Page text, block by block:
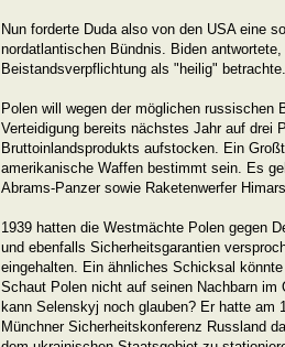
Nun forderte Duda also von den USA eine
nordatlantischen Bündnis. Biden
Beistandsverpflichtung als "heilig" betrachte.
Polen will wegen der möglichen russischen
Verteidigung bereits nächstes Jahr auf drei
Bruttoinlandsprodukts aufstocken. Ein
amerikanische Waffen bestimmt sein. Es
Abrams-Panzer sowie Raketenwerfer
1939 hatten die Westmächte Polen gegen
und ebenfalls Sicherheitsgarantien
eingehalten. Ein ähnliches Schicksal
Schaut Polen nicht auf seinen Nachbarn im
kann Selenskyj noch glauben? Er hatte am
Münchner Sicherheitskonferenz Russland